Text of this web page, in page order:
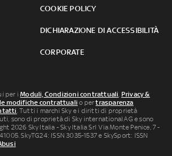
COOKIE POLICY
DICHIARAZIONE DI ACCESSIBILITÀ
CORPORATE
per iModuli, Condizioni contrattuali, Privacy &
modifiche contrattuali o pertrasparenza
. Tutti i marchi Sky e i diritti di proprietà
sono di proprietà di Sky international AG e sono
2026 Sky Italia - Sky Italia Srl Via Monte Penice, 7 -
SkyTG24: ISSN 3035-1537 e SkySport: ISSN